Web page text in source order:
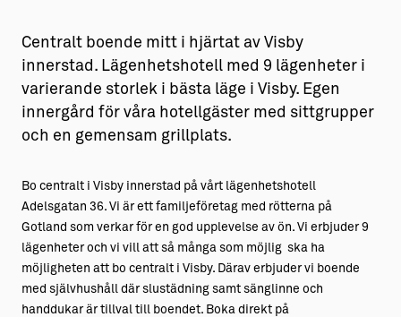
Centralt boende mitt i hjärtat av Visby
innerstad. Lägenhetshotell med 9 lägenheter i
varierande storlek i bästa läge i Visby. Egen
innergård för våra hotellgäster med sittgrupper
och en gemensam grillplats.
Bo centralt i Visby innerstad på vårt lägenhetshotell
Adelsgatan 36. Vi är ett familjeföretag med rötterna på
Gotland som verkar för en god upplevelse av ön. Vi erbjuder 9
lägenheter och vi vill att så många som möjlig ska ha
möjligheten att bo centralt i Visby. Därav erbjuder vi boende
med självhushåll där slustädning samt sänglinne och
handdukar är tillval till boendet. Boka direkt på